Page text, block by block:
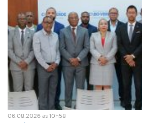
06.08.2026 às 10h58